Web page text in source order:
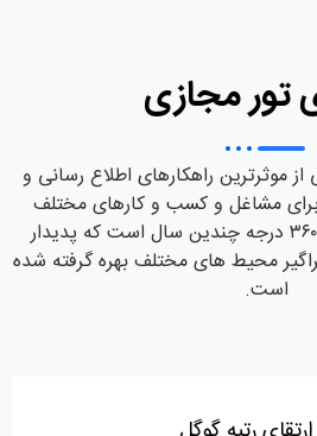
تور مجازی
موثرترین راهکارهای اطلاع رسانی و
مشاغل و کسب و کارهای مختلف
است. مفهوم تور مجازی ۳۶۰ درجه چندین سال است که پدیدار
محیط های مختلف بهره گرفته شده
است.